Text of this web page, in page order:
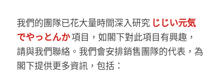
我們的團隊已花大量時間深入研究 じじい元気
でやっとんか項目，如閣下對此項目有興趣，
請與我們聯絡。我們會安排銷售團隊的代表，為
閣下提供更多資訊，包括：